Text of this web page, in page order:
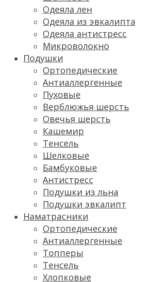
Одеяла лен
Одеяла из эвкалипта
Одеяла антистресс
Микроволокно
Подушки
Ортопедические
Антиаллергенные
Пуховые
Верблюжья шерсть
Овечья шерсть
Кашемир
Тенсель
Шелковые
Бамбуковые
Антистресс
Подушки из льна
Подушки эвкалипт
Наматрасники
Ортопедические
Антиаллергенные
Топперы
Тенсель
Хлопковые